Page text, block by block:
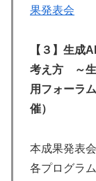
果発表会
【３】生成
考え方 ～生
用フォーラ
催）
本成果発表
各プログラ